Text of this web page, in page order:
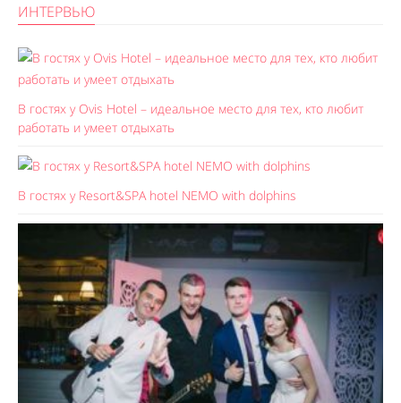
ИНТЕРВЬЮ
В гостях у Ovis Hotel – идеальное место для тех, кто любит
работать и умеет отдыхать
В гостях у Resort&SPA hotel NEMO with dolphins